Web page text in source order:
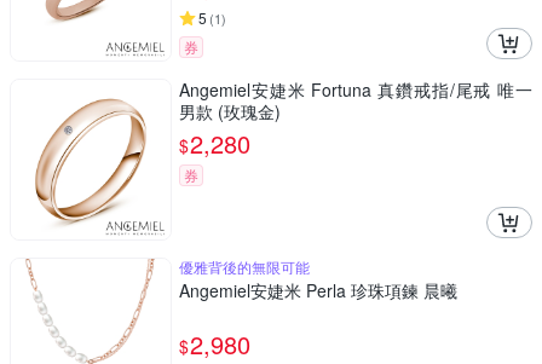
5 (1)
券
Angemiel安婕米 Fortuna 真鑽戒指/尾戒 唯一
男款 (玫瑰金)
$2,280
券
優雅背後的無限可能
Angemiel安婕米 Perla 珍珠項鍊 晨曦
$2,980